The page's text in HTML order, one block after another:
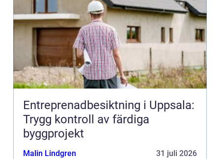
Entreprenadbesiktning i Uppsala:
Trygg kontroll av färdiga
byggprojekt
Malin Lindgren 31 juli 2026